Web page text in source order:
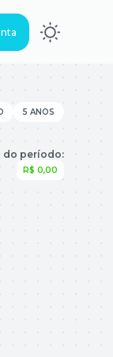
5 ANOS
do período:
R$ 0,00